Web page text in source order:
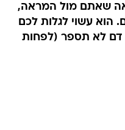
שאתם מול המראה,
הוא עשוי לגלות לכם
דם לא תספר (לפחות